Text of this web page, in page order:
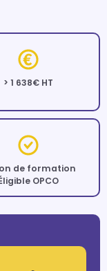
> 1 638€ HT
de formation
OPCO